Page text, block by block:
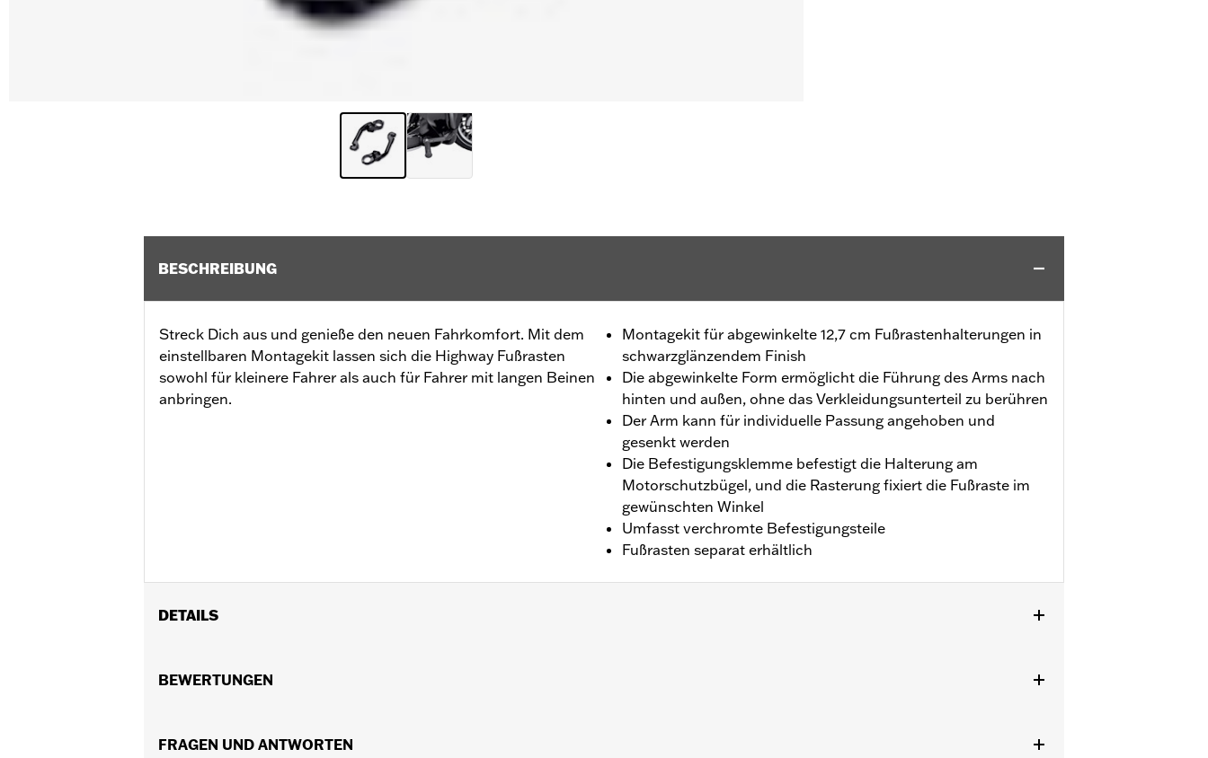
BESCHREIBUNG
Streck Dich aus und genieße den neuen Fahrkomfort. Mit dem
einstellbaren Montagekit lassen sich die Highway Fußrasten
sowohl für kleinere Fahrer als auch für Fahrer mit langen Beinen
anbringen.
Montagekit für abgewinkelte 12,7 cm Fußrastenhalterungen in
schwarzglänzendem Finish
Die abgewinkelte Form ermöglicht die Führung des Arms nach
hinten und außen, ohne das Verkleidungsunterteil zu berühren
Der Arm kann für individuelle Passung angehoben und
gesenkt werden
Die Befestigungsklemme befestigt die Halterung am
Motorschutzbügel, und die Rasterung fixiert die Fußraste im
gewünschten Winkel
Umfasst verchromte Befestigungsteile
Fußrasten separat erhältlich
DETAILS
FLHXSE ’23). Geeignet für Touring Modelle ab ’24 (außer FLTRK, FLHTK und FLI ’24, FLTRXSTSE ab ’24 und FLTRXRRSE ab ’25).
Separat erhältlich:Fußrasten
BEWERTUNGEN
FRAGEN UND ANTWORTEN